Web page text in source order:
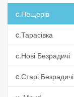
c.Нещерів
c.Тарасівка
с.Нові Безрадичі
c.Старі Безрадичі